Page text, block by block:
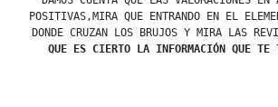
POSITIVAS,MIRA QUE ENTRANDO EN EL
DONDE CRUZAN LOS BRUJOS Y MIRA LAS
QUE ES CIERTO LA INFORMACIÓN QUE TE